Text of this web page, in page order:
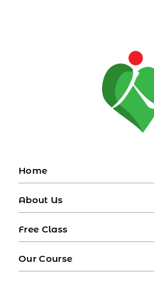
Home
About Us
Free Class
Our Course